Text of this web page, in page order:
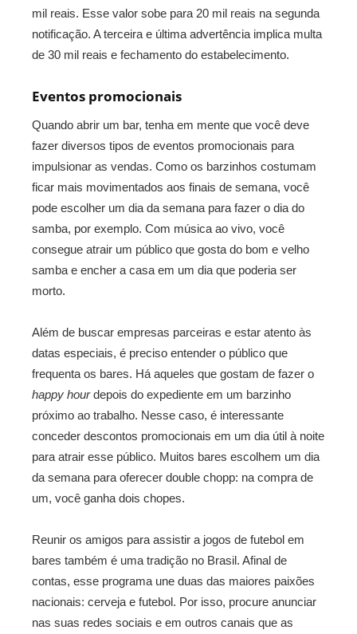
mil reais. Esse valor sobe para 20 mil reais na segunda
notificação. A terceira e última advertência implica multa
de 30 mil reais e fechamento do estabelecimento.
Eventos promocionais
Quando abrir um bar, tenha em mente que você deve
fazer diversos tipos de eventos promocionais para
impulsionar as vendas. Como os barzinhos costumam
ficar mais movimentados aos finais de semana, você
pode escolher um dia da semana para fazer o dia do
samba, por exemplo. Com música ao vivo, você
consegue atrair um público que gosta do bom e velho
samba e encher a casa em um dia que poderia ser
morto.
Além de buscar empresas parceiras e estar atento às
datas especiais, é preciso entender o público que
frequenta os bares. Há aqueles que gostam de fazer o
happy hourdepois do expediente em um barzinho
próximo ao trabalho. Nesse caso, é interessante
conceder descontos promocionais em um dia útil à noite
para atrair esse público. Muitos bares escolhem um dia
da semana para oferecer double chopp: na compra de
um, você ganha dois chopes.
Reunir os amigos para assistir a jogos de futebol em
bares também é uma tradição no Brasil. Afinal de
contas, esse programa une duas das maiores paixões
nacionais: cerveja e futebol. Por isso, procure anunciar
nas suas redes sociais e em outros canais que as